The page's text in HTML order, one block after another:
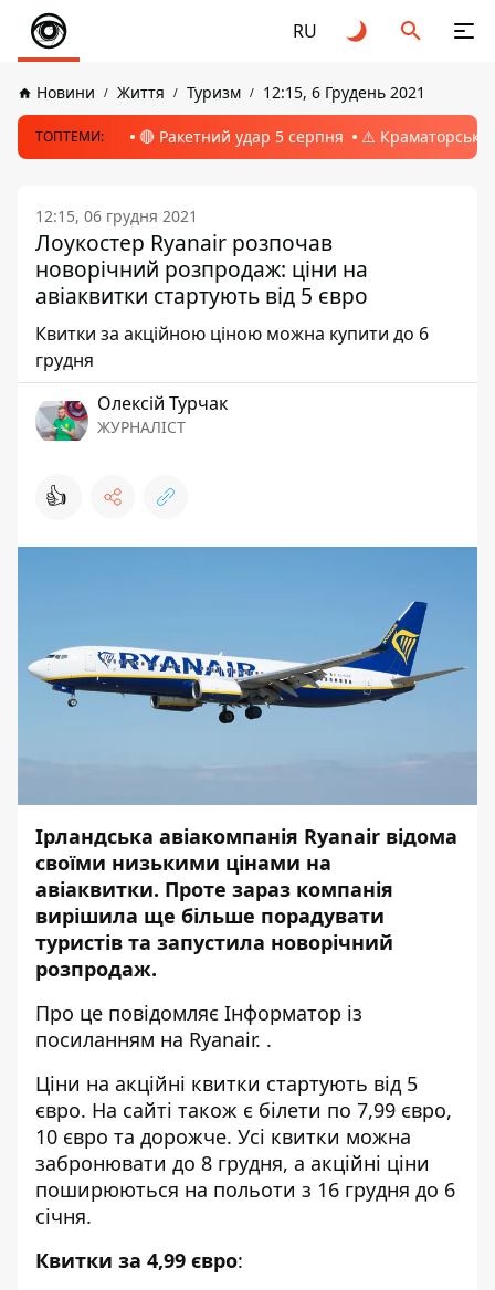
RU
Новини Життя Туризм 12:15, 6 Грудень 2021
ТОПТЕМИ: 🔴 Ракетний удар 5 серпня ⚠️ Краматорськ,
12:15, 06 грудня 2021
Лоукостер Ryanair розпочав
новорічний розпродаж: ціни на
авіаквитки стартують від 5 євро
Квитки за акційною ціною можна купити до 6
грудня
Олексій Турчак
ЖУРНАЛІСТ
👍
Ірландська авіакомпанія Ryanair відома
своїми низькими цінами на
авіаквитки. Проте зараз компанія
вирішила ще більше порадувати
туристів та запустила новорічний
розпродаж.
Про це повідомляє Інформатор із
посиланням на Ryanair. .
Ціни на акційні квитки стартують від 5
євро. На сайті також є білети по 7,99 євро,
10 євро та дорожче. Усі квитки можна
забронювати до 8 грудня, а акційні ціни
поширюються на польоти з 16 грудня до 6
січня.
Квитки за 4,99 євро: